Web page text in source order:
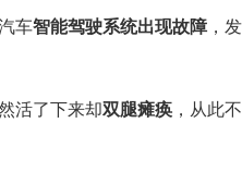
车智能驾驶系统出现故障 ，发
活了下来却双腿瘫痪 ，从此不